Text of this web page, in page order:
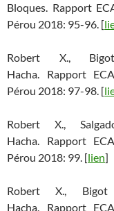
Bloques. Rapport
Pérou 2018: 95-96. [
Robert X.,
Hacha. Rapport
Pérou 2018: 97-98. [
Robert X.,
Hacha. Rapport
Pérou 2018: 99. [lien]
Robert X.,
Hacha. Rapport